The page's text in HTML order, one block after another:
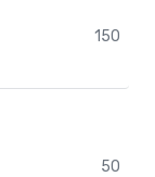
150
50